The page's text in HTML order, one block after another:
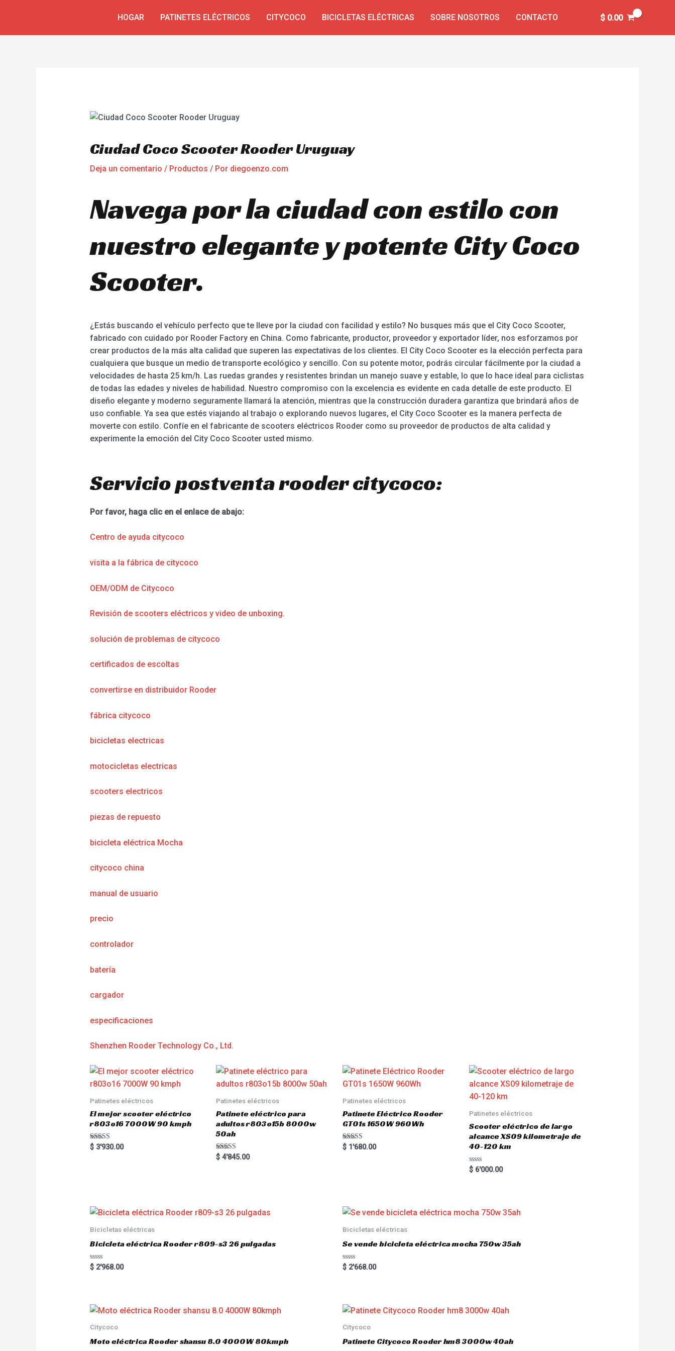
HOGAR PATINETES ELÉCTRICOS CITYCOCO BICICLETAS ELÉCTRICAS SOBRE NOSOTROS CONTACTO $0.00
Ciudad Coco Scooter Rooder Uruguay
Deja un comentario / Productos / Por diegoenzo.com
Navega por la ciudad con estilo con
nuestro elegante y potente City Coco
Scooter.
¿Estás buscando el vehículo perfecto que te lleve por la ciudad con facilidad y estilo? No busques más que el City Coco Scooter,
fabricado con cuidado por Rooder Factory en China. Como fabricante, productor, proveedor y exportador líder, nos esforzamos por
crear productos de la más alta calidad que superen las expectativas de los clientes. El City Coco Scooter es la elección perfecta para
cualquiera que busque un medio de transporte ecológico y sencillo. Con su potente motor, podrás circular fácilmente por la ciudad a
velocidades de hasta 25 km/h. Las ruedas grandes y resistentes brindan un manejo suave y estable, lo que lo hace ideal para ciclistas
de todas las edades y niveles de habilidad. Nuestro compromiso con la excelencia es evidente en cada detalle de este producto. El
diseño elegante y moderno seguramente llamará la atención, mientras que la construcción duradera garantiza que brindará años de
uso confiable. Ya sea que estés viajando al trabajo o explorando nuevos lugares, el City Coco Scooter es la manera perfecta de
moverte con estilo. Confíe en el fabricante de scooters eléctricos Rooder como su proveedor de productos de alta calidad y
experimente la emoción del City Coco Scooter usted mismo.
Servicio postventa rooder citycoco:
Por favor, haga clic en el enlace de abajo:
Centro de ayuda citycoco
visita a la fábrica de citycoco
OEM/ODM de Citycoco
Revisión de scooters eléctricos y video de unboxing.
solución de problemas de citycoco
certificados de escoltas
convertirse en distribuidor Rooder
fábrica citycoco
bicicletas electricas
motocicletas electricas
scooters electricos
piezas de repuesto
bicicleta eléctrica Mocha
citycoco china
manual de usuario
precio
controlador
batería
cargador
especificaciones
Shenzhen Rooder Technology Co., Ltd.
Patinetes eléctricos
El mejor scooter eléctrico
r803o16 7000W 90 kmph
Rated
5.00
$3'930.00
Patinetes eléctricos
Patinete eléctrico para
adultos r803o15b 8000w
50ah
Rated
5.00
$ 4'845.00
Patinetes eléctricos
Patinete Eléctrico Rooder
GT01s 1650W 960Wh
Rated
5.00
$ 1'680.00
Patinetes eléctricos
Scooter eléctrico de largo
alcance XS09 kilometraje de
40-120 km
R
a
o
u
5
$6'000.00
Bicicletas eléctricas
Bicicleta eléctrica Rooder r809-s3 26 pulgadas
R
a
o
u
o
f
5
$2'968.00
Bicicletas eléctricas
Se vende bicicleta eléctrica mocha 750w 35ah
R
a
o
u
o
f
5
$ 2'668.00
Citycoco
Moto eléctrica Rooder shansu 8.0 4000W 80kmph
Citycoco
Patinete Citycoco Rooder hm8 3000w 40ah